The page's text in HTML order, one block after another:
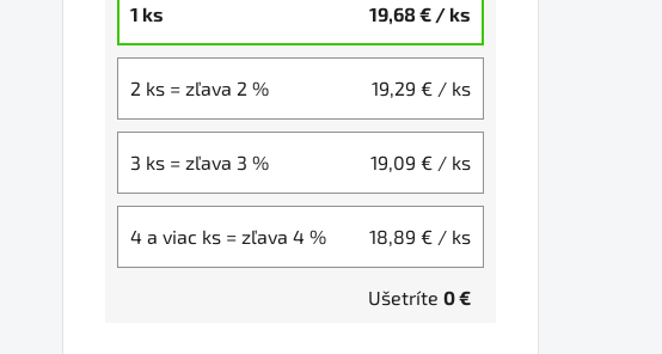
1 ks 19,68 € / ks
2 ks = zľava 2 % 19,29 € / ks
3 ks = zľava 3 % 19,09 € / ks
4 a viac ks = zľava 4 % 18,89 € / ks
Ušetríte 0 €